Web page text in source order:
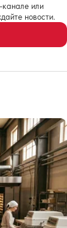
или
новости.